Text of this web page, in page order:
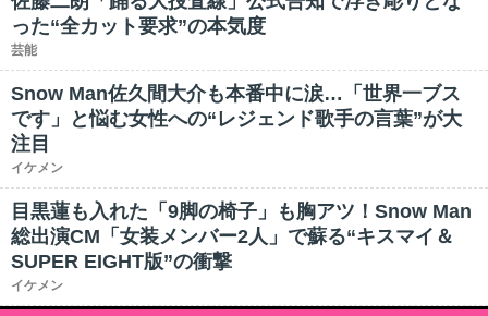
った“全カット要求”の本気度
芸能
Snow Man佐久間大介も本番中に涙…「世界一ブス
です」と悩む女性への“レジェンド歌手の言葉”が大
注目
イケメン
目黒蓮も入れた「9脚の椅子」も胸アツ！Snow Man
総出演CM「女装メンバー2人」で蘇る“キスマイ＆
SUPER EIGHT版”の衝撃
イケメン